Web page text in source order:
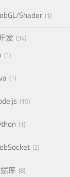
Shader 1
发 34
1
1
10
1
2
库 8